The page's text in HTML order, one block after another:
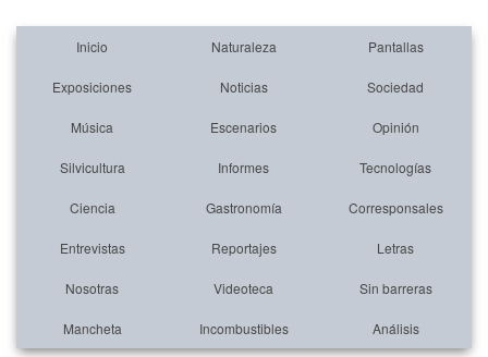
Inicio Naturaleza Pantallas
Exposiciones Noticias Sociedad
Música Escenarios Opinión
Silvicultura Informes Tecnologías
Ciencia Gastronomía Corresponsales
Entrevistas Reportajes Letras
Nosotras Videoteca Sin barreras
Mancheta Incombustibles Análisis